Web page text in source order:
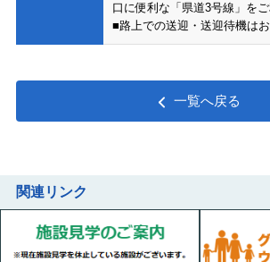
口に便利な「県道3号線」をご
■路上での送迎・送迎待機は
一覧へ戻る
関連リンク